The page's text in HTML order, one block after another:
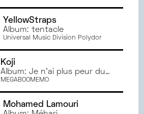
YellowStraps
Album: tentacle
Universal Music Division Polydor
Koji
Album: Je n'ai plus peur du
vide
MEGABOOMEMO
Mohamed Lamouri